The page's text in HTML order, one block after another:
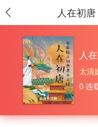
太清
0·连